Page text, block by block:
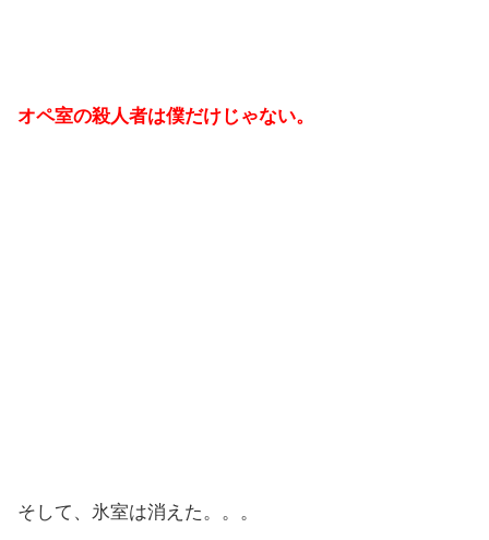
オペ室の殺人者は僕だけじゃない。
そして、氷室は消えた。。。